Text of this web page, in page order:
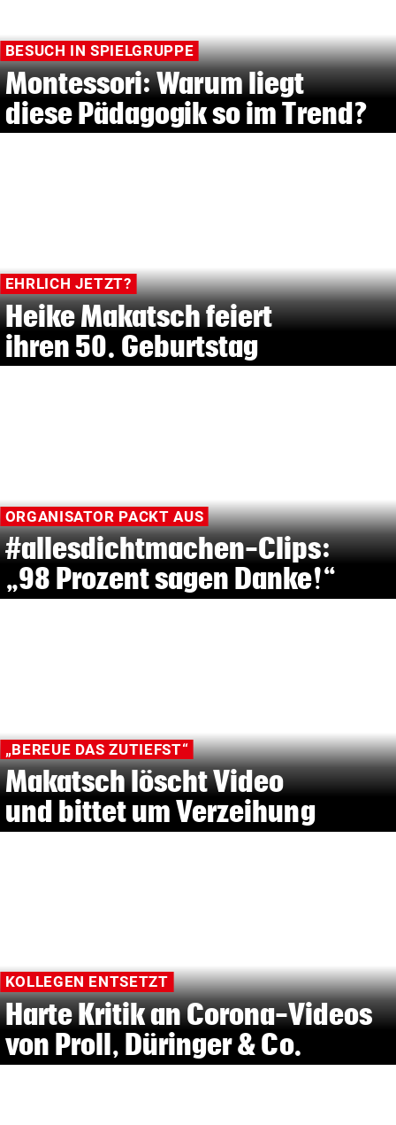
BESUCH IN SPIELGRUPPE
Montessori: Warum liegt
diese Pädagogik so im Trend?
EHRLICH JETZT?
Heike Makatsch feiert
ihren 50. Geburtstag
ORGANISATOR PACKT AUS
#allesdichtmachen-Clips:
„98 Prozent sagen Danke!“
„BEREUE DAS ZUTIEFST“
Makatsch löscht Video
und bittet um Verzeihung
KOLLEGEN ENTSETZT
Harte Kritik an Corona-Videos
von Proll, Düringer & Co.